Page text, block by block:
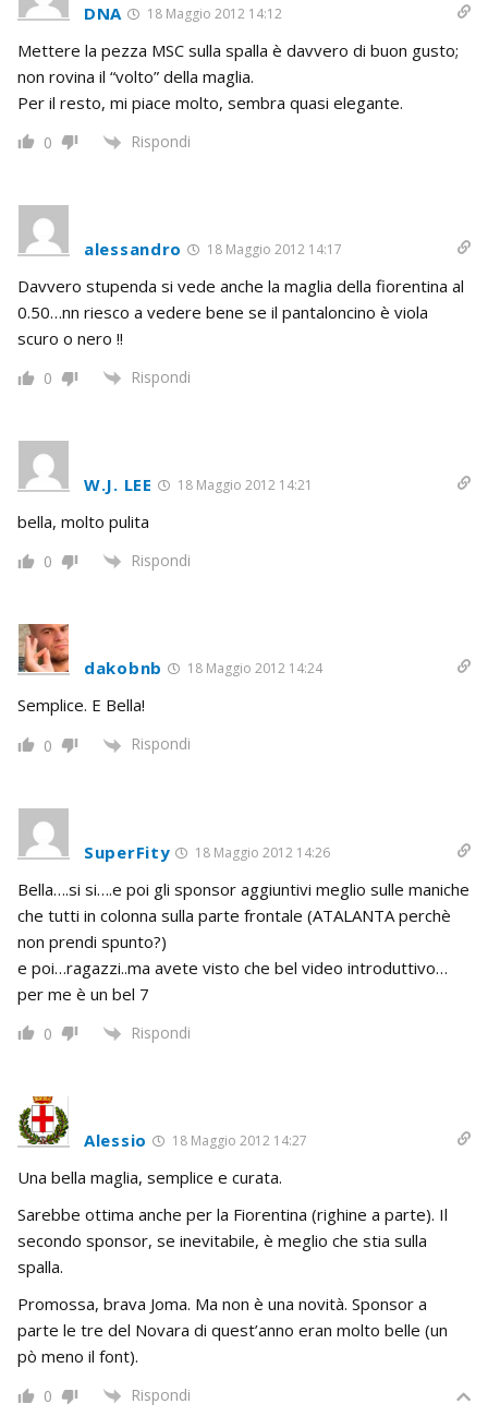
DNA 18 Maggio 2012 14:12
Mettere la pezza MSC sulla spalla è davvero di buon gusto;
non rovina il “volto” della maglia.
Per il resto, mi piace molto, sembra quasi elegante.
0 Rispondi
alessandro 18 Maggio 2012 14:17
Davvero stupenda si vede anche la maglia della fiorentina al
0.50…nn riesco a vedere bene se il pantaloncino è viola
scuro o nero !!
0 Rispondi
W.J. LEE 18 Maggio 2012 14:21
bella, molto pulita
0 Rispondi
dakobnb 18 Maggio 2012 14:24
Semplice. E Bella!
0 Rispondi
SuperFity 18 Maggio 2012 14:26
Bella….si si….e poi gli sponsor aggiuntivi meglio sulle maniche
che tutti in colonna sulla parte frontale (ATALANTA perchè
non prendi spunto?)
e poi…ragazzi..ma avete visto che bel video introduttivo…
per me è un bel 7
0 Rispondi
Alessio 18 Maggio 2012 14:27
Una bella maglia, semplice e curata.
Sarebbe ottima anche per la Fiorentina (righine a parte). Il
secondo sponsor, se inevitabile, è meglio che stia sulla
spalla.
Promossa, brava Joma. Ma non è una novità. Sponsor a
parte le tre del Novara di quest’anno eran molto belle (un
pò meno il font).
0 Rispondi